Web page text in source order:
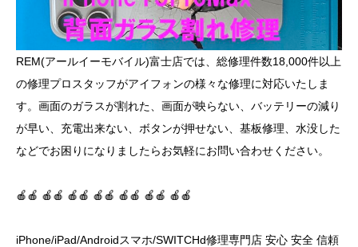
REM(アールイーモバイル)富士店では、総修理件数18,000件以上
の修理プロスタッフがアイフォンの様々な修理に対応いたしま
す。画面のガラスが割れた、画面が映らない、バッテリーの減り
が早い、充電出来ない、ボタンが押せない、基板修理、水没した
などでお困りになりましたらお気軽にお問い合わせください。
🍎🍎 🍎🍎 🍎🍎 🍎🍎 🍎🍎 🍎🍎 🍎🍎
iPhone/iPad/Androidスマホ/SWITCHd修理専門店 安心 安全 信頼